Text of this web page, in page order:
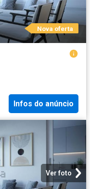
Nova oferta
Infos do anúncio
Ver foto